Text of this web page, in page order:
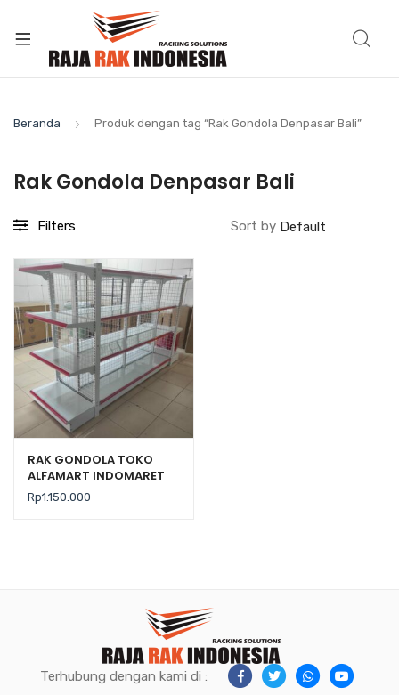
Beranda Produk dengan tag “Rak Gondola Denpasar Bali”
Rak Gondola Denpasar Bali
Filters Sort by
RAK GONDOLA TOKO
ALFAMART INDOMARET
TIPE RR-150 RAJA RAK
Rp1.150.000
Terhubung dengan kami di :